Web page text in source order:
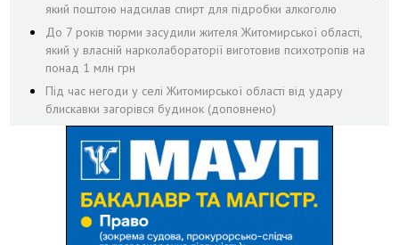
який поштою надсилав спирт для підробки алкоголю
До 7 років тюрми засудили жителя Житомирської області,
який у власній нарколабораторії виготовив психотропів на
понад 1 млн грн
Під час негоди у селі Житомирської області від удару
блискавки загорівся будинок (доповнено)